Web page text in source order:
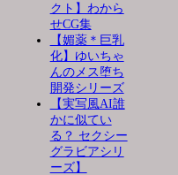
クト】わから
せCG集
【媚薬＊巨乳
化】ゆいちゃ
んのメス堕ち
開発シリーズ
【実写風AI誰
かに似てい
る？ セクシー
グラビアシリ
ーズ】